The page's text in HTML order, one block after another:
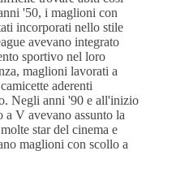
'50, i maglioni con
incorporati nello stile
avevano integrato
sportivo nel loro
maglioni lavorati a
aderenti
Negli anni '90 e all'inizio
V avevano assunto la
star del cinema e
maglioni con scollo a